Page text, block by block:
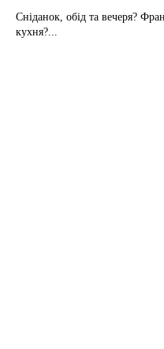
Сніданок, обід та вечеря?
кухня?...